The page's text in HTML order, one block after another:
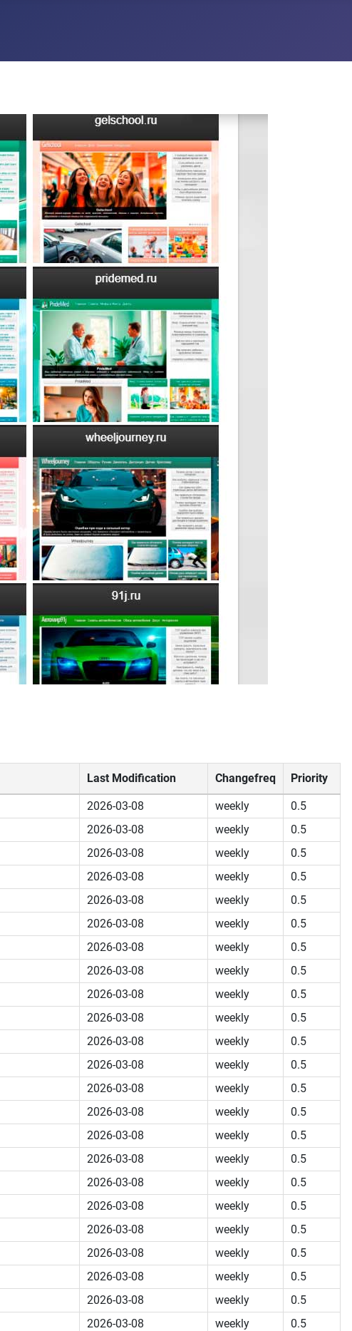
Last Modification Changefreq Priority
2026-03-08 weekly
0.5
2026-03-08 weekly
0.5
2026-03-08 weekly
0.5
2026-03-08 weekly
0.5
2026-03-08 weekly
0.5
2026-03-08 weekly
0.5
2026-03-08 weekly
0.5
2026-03-08 weekly
0.5
2026-03-08 weekly
0.5
2026-03-08 weekly
0.5
2026-03-08 weekly
0.5
2026-03-08 weekly
0.5
2026-03-08 weekly
0.5
2026-03-08 weekly
0.5
2026-03-08 weekly
0.5
2026-03-08 weekly
0.5
2026-03-08 weekly
0.5
2026-03-08 weekly
0.5
2026-03-08 weekly
0.5
2026-03-08 weekly
0.5
2026-03-08 weekly
0.5
2026-03-08 weekly
0.5
2026-03-08 weekly
0.5